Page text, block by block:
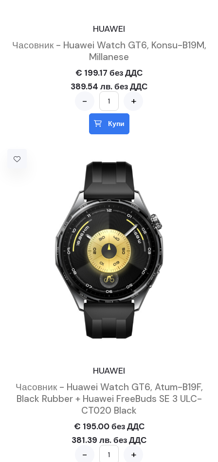
HUAWEI
Часовник - Huawei Watch GT6, Konsu-B19M,
Millanese
€ 199.17 без ДДС
389.54 лв. без ДДС
- +
Купи
HUAWEI
Часовник - Huawei Watch GT6, Atum-B19F,
Black Rubber + Huawei FreeBuds SE 3 ULC-
CT020 Black
€ 195.00 без ДДС
381.39 лв. без ДДС
- +